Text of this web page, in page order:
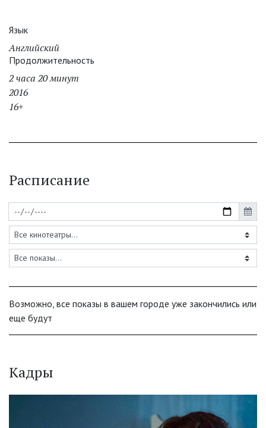
Язык
Английский
Продолжительность
2 часа 20 минут
2016
16+
Расписание
Возможно, все показы в вашем городе уже закончились или
еще будут
Кадры